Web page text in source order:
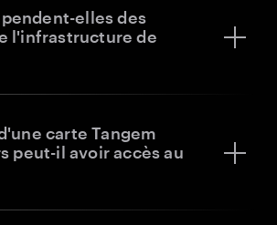
elles des
l'infrastructure de
carte Tangem
peut-il avoir accès au